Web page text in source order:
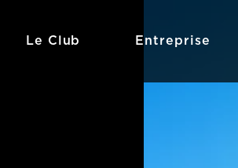
Le Club Entreprise